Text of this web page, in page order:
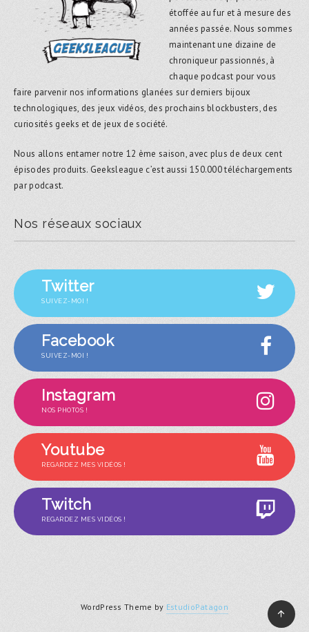
étoffée au fur et à mesure des
années passée. Nous sommes
maintenant une dizaine de
chroniqueur passionnés, à
chaque podcast pour vous
faire parvenir nos informations glanées sur derniers bijoux
technologiques, des jeux vidéos, des prochains blockbusters, des
curiosités geeks et de jeux de société.
Nous allons entamer notre 12 ème saison, avec plus de deux cent
épisodes produits. Geeksleague c’est aussi 150.000 téléchargements
par podcast.
Nos réseaux sociaux
Twitter
SUIVEZ-MOI !
Facebook
SUIVEZ-MOI !
Instagram
NOS PHOTOS !
Youtube
REGARDEZ MES VIDÉOS !
Twitch
REGARDEZ MES VIDÉOS !
WordPress Theme by EstudioPatagon